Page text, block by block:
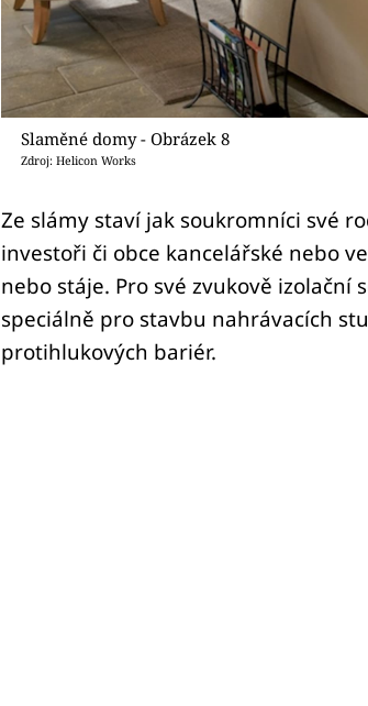
Slaměné domy - Obrázek 8
Zdroj: Helicon Works
Ze slámy staví jak soukromníci své
investoři či obce kancelářské nebo
nebo stáje. Pro své zvukově izolační
speciálně pro stavbu nahrávacích
protihlukových bariér.